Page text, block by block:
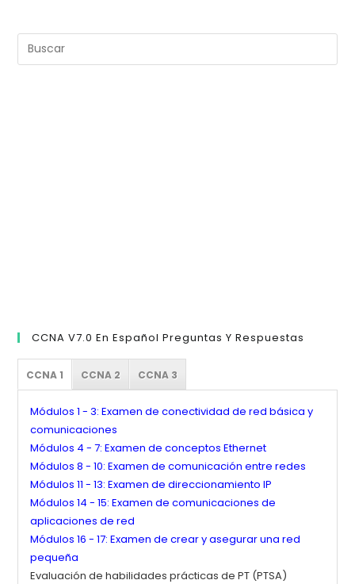
CCNA V7.0 En Español Preguntas Y Respuestas
CCNA 1 CCNA 2 CCNA 3
Módulos 1 - 3: Examen de conectividad de red básica y
comunicaciones
Módulos 4 - 7: Examen de conceptos Ethernet
Módulos 8 - 10: Examen de comunicación entre redes
Módulos 11 - 13: Examen de direccionamiento IP
Módulos 14 - 15: Examen de comunicaciones de
aplicaciones de red
Módulos 16 - 17: Examen de crear y asegurar una red
pequeña
Evaluación de habilidades prácticas de PT (PTSA)